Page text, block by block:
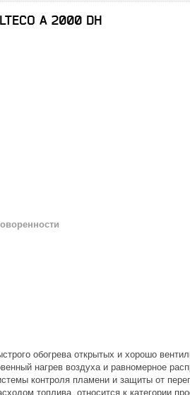
A 2000 DH
обогрева открытых и хорошо
нагрев воздуха и равномерное
контроля пламени и защиты от
топлива, относится к категории